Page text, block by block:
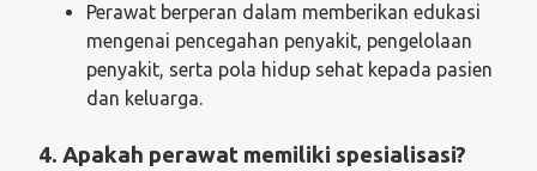
Perawat berperan dalam memberikan edukasi
mengenai pencegahan penyakit, pengelolaan
penyakit, serta pola hidup sehat kepada pasien
dan keluarga.
4. Apakah perawat memiliki spesialisasi?